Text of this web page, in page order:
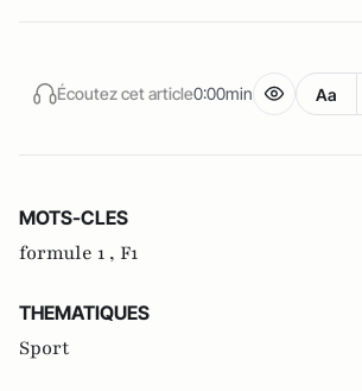
Écoutez cet article0:00min Aa
MOTS-CLES
formule 1 , F1
THEMATIQUES
Sport